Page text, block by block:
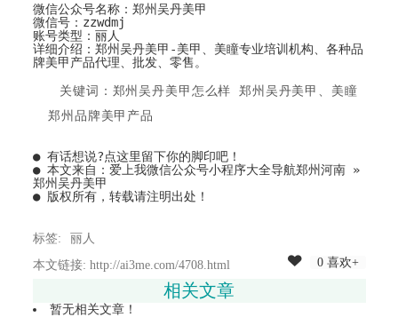
微信公众号名称：郑州吴丹美甲
微信号：zzwdmj
账号类型：丽人
详细介绍：郑州吴丹美甲-美甲、美瞳专业培训机构、各种品
牌美甲产品代理、批发、零售。
关键词：郑州吴丹美甲怎么样 郑州吴丹美甲、美瞳
郑州品牌美甲产品
● 有话想说?点这里留下你的脚印吧！
● 本文来自： 爱上我微信公众号小程序大全导航郑州河南»
郑州吴丹美甲
● 版权所有，转载请注明出处！
标签:
丽人
本文链接: http://ai3me.com/4708.html
0 喜欢+
相关文章
暂无相关文章！